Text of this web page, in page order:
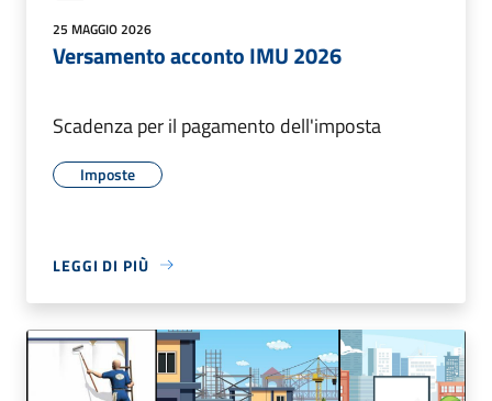
25 MAGGIO 2026
Versamento acconto IMU 2026
Scadenza per il pagamento dell'imposta
Imposte
LEGGI DI PIÙ